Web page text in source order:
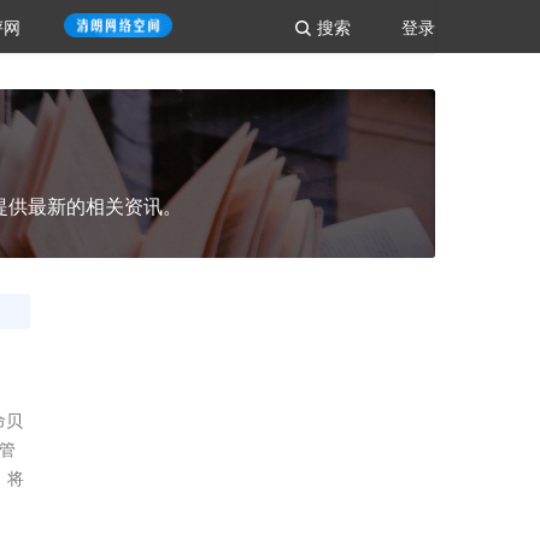
登录
搜索
最新的相关资讯。
将